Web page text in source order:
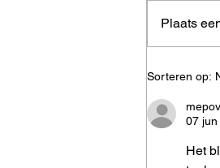
5 tips
Plaats
Sorteren op:
07 jun
Het